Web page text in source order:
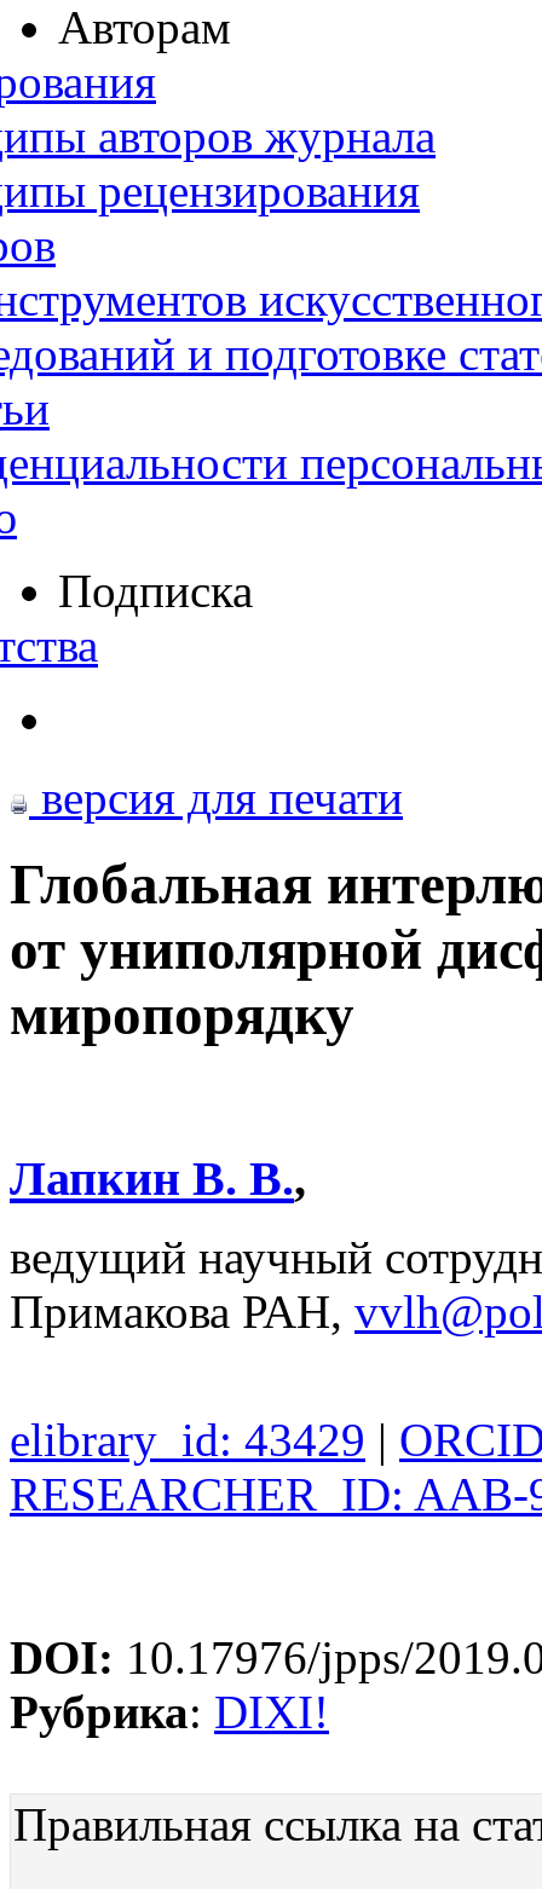
Авторам
авторов журнала
рецензирования
и подготовке
Подписка
версия для печати
Глобальная
от униполярной
миропорядку
Лапкин В. В.,
ведущий научный
Примакова РАН,
elibrary_id: 43429 |
RESEARCHER_ID: AAB-
DOI: 10.17976/jpps/
Рубрика: DIXI!
Правильная ссылка на